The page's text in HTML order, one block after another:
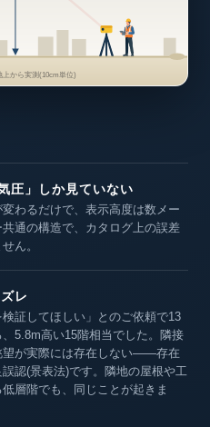
上から実測(10cm単位)
圧」しか見ていない
わるだけで、表示高度は数メー
共通の構造で、カタログ上の誤差
ん。
レ
検証してほしい」とのご依頼で13
5.8m高い15階相当でした。隣接
望が実際には存在しない——存在
認(景表法)です。隣地の屋根や工
層階でも、同じことが起きま